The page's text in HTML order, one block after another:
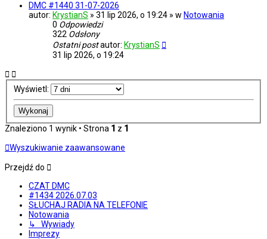
DMC #1440 31-07-2026
autor: KrystianS » 31 lip 2026, o 19:24 » w Notowania
0 Odpowiedzi
322 Odsłony
Ostatni postautor: KrystianS
31 lip 2026, o 19:24
Wyświetl:
Znaleziono 1 wynik • Strona 1 z 1
Wyszukiwanie zaawansowane
Przejdź do
CZAT DMC
#1434 2026.07.03
SŁUCHAJ RADIA NA TELEFONIE
Notowania
↳ Wywiady
Imprezy